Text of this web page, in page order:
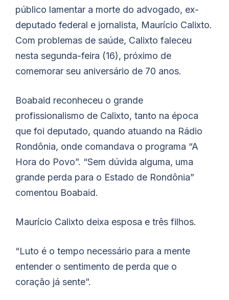
público lamentar a morte do advogado, ex-
deputado federal e jornalista, Maurício Calixto.
Com problemas de saúde, Calixto faleceu
nesta segunda-feira (16), próximo de
comemorar seu aniversário de 70 anos.
Boabaid reconheceu o grande
profissionalismo de Calixto, tanto na época
que foi deputado, quando atuando na Rádio
Rondônia, onde comandava o programa “A
Hora do Povo”. “Sem dúvida alguma, uma
grande perda para o Estado de Rondônia”
comentou Boabaid.
Maurício Calixto deixa esposa e três filhos.
“Luto é o tempo necessário para a mente
entender o sentimento de perda que o
coração já sente”.